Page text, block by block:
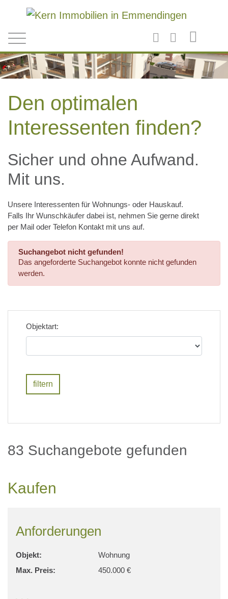
Den optimalen
Interessenten finden?
Sicher und ohne Aufwand.
Mit uns.
Unsere Interessenten für Wohnungs- oder Hauskauf.
Falls Ihr Wunschkäufer dabei ist, nehmen Sie gerne direkt
per Mail oder Telefon Kontakt mit uns auf.
Suchangebot nicht gefunden!
Das angeforderte Suchangebot konnte nicht gefunden
werden.
Objektart:
83 Suchangebote gefunden
Kaufen
Anforderungen
Objekt:
Wohnung
Max. Preis:
450.000 €